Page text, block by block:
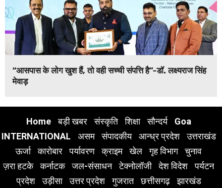
“आसपास के लोग खुश हैं, तो वही सच्ची संपत्ति है”-डॉ. लक्ष्यराज सिंह
मेवाड़
Home बड़ी खबर संस्कृति शिक्षा सौन्दर्य
Goa
INTERNATIONAL
असम संपादकीय आन्ध्र प्रदेश
उत्तराखंड
ऊर्जा
कारोबार पर्यावरण क्राइम खेल गृह विभाग
चुनाव
ज़रा हटके
कर्नाटक जल-संसाधन टेक्नोलॉजी देश विदेश
पर्यटन
प्रदेश
उड़ीसा उत्तर प्रदेश गुजरात छत्तीसगढ़ झारखंड